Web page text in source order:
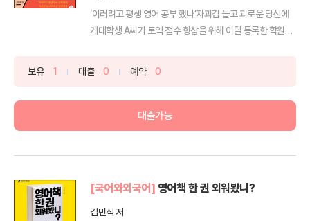
‘이러려고 평생 영어 공부 했나’자괴감 들고 괴로운 당신에
게대학생 A씨가 토익 점수 향상을 위해 이달 등록한 학원비
보유 1 대출 0 예약 0
대출가능
[국어와외국어] 영어책 한 권 외워봤니?
김민식 저